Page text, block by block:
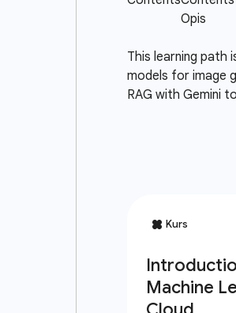
This learning path
models for image
RAG with Gemini